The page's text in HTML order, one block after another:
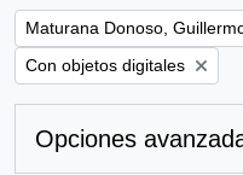
Remove filter:
Maturana Donoso,
Remove filter:
Con objetos digitales
Opciones